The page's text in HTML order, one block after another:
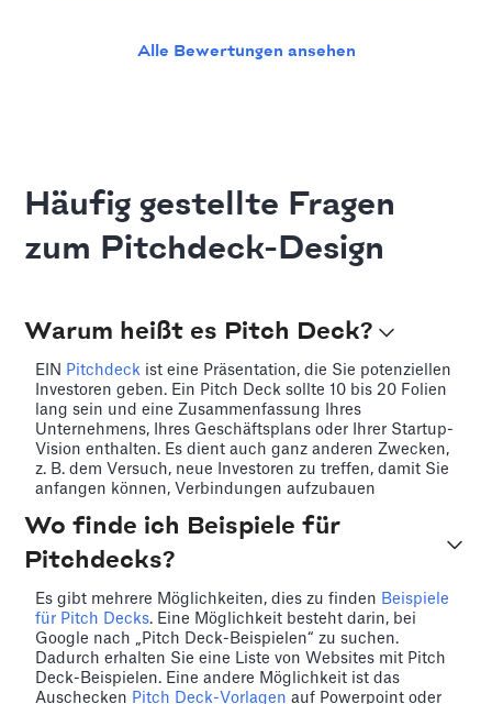
Alle Bewertungen ansehen
Häufig gestellte Fragen
zum Pitchdeck-Design
Warum heißt es Pitch Deck?
EIN Pitchdeck ist eine Präsentation, die Sie potenziellen
Investoren geben. Ein Pitch Deck sollte 10 bis 20 Folien
lang sein und eine Zusammenfassung Ihres
Unternehmens, Ihres Geschäftsplans oder Ihrer Startup-
Vision enthalten. Es dient auch ganz anderen Zwecken,
z. B. dem Versuch, neue Investoren zu treffen, damit Sie
anfangen können, Verbindungen aufzubauen
Wo finde ich Beispiele für
Pitchdecks?
Es gibt mehrere Möglichkeiten, dies zu finden Beispiele
für Pitch Decks. Eine Möglichkeit besteht darin, bei
Google nach „Pitch Deck-Beispielen“ zu suchen.
Dadurch erhalten Sie eine Liste von Websites mit Pitch
Deck-Beispielen. Eine andere Möglichkeit ist das
Auschecken Pitch Deck-Vorlagen auf Powerpoint oder